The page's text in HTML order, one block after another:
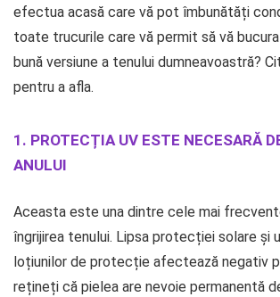
efectua acasă care vă pot îmbunătăți
toate trucurile care vă permit să vă
bună versiune a tenului dumneavoastră?
pentru a afla.
1. PROTECȚIA UV ESTE NECESARĂ
ANULUI
Aceasta este una dintre cele mai
îngrijirea tenului. Lipsa protecției solare și
loțiunilor de protecție afectează negativ
rețineți că pielea are nevoie permanentă